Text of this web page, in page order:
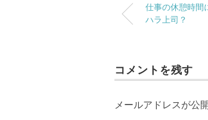
仕事の休憩時間
ハラ上司？
コメントを残す
メールアドレスが公